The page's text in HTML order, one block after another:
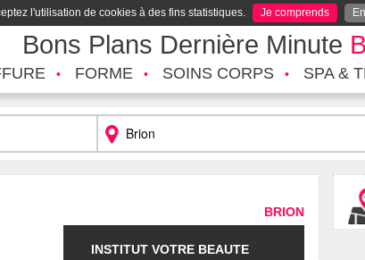
l'utilisation de cookies à des fins statistiques. Je comprends
Bons Plans Dernière Minute
FORME SOINS CORPS SPA &
BRION
INSTITUT VOTRE BEAUTE